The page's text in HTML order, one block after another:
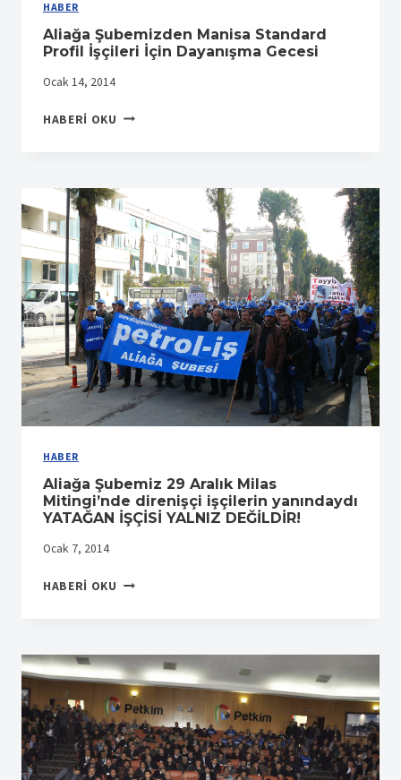
HABER
Aliağa Şubemizden Manisa Standard
Profil İşçileri İçin Dayanışma Gecesi
Ocak 14, 2014
HABERI OKU ALIAĞA
PROFIL
İŞÇILERI
İÇIN
DAYANIŞMA
GECESI
HABER
Aliağa Şubemiz 29 Aralık Milas
Mitingi’nde direnişçi işçilerin yanındaydı
YATAĞAN İŞÇİSİ YALNIZ DEĞİLDİR!
Ocak 7, 2014
HABERI OKU ALIAĞA
MILAS
MITINGI’NDE
DIRENIŞÇI
IŞÇILERIN
YANINDAYDI
YATAĞAN
İŞÇİSİ